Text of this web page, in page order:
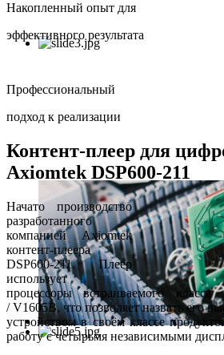
Накопленный опыт для
эффективного результата
Профессиональный
подход к реализации
Контент-плеер для
Axiomtek DSP600-211
Начато производство
разработанного
компанией Axiomtek
контент-плеера
DSP600-211. Плеер
использует
процессоры встраиваемого
/ V1605B, что позволяет назвать его
устройством в своём классе
работу с четырьмя независимыми